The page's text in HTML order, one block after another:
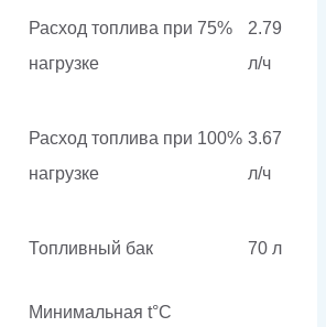
Расход топлива при 75%
нагрузке
2.79
л/ч
Расход топлива при 100%
нагрузке
3.67
л/ч
Топливный бак 70 л
Минимальная t°С